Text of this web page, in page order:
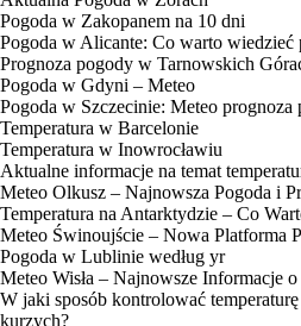
Pogoda w Zakopanem na 10 dni
Pogoda w Alicante: Co warto wiedzieć
Prognoza pogody w Tarnowskich
Pogoda w Gdyni – Meteo
Pogoda w Szczecinie: Meteo prognoza
Temperatura w Barcelonie
Temperatura w Inowrocławiu
Aktualne informacje na temat
Meteo Olkusz – Najnowsza Pogoda i
Temperatura na Antarktydzie – Co
Meteo Świnoujście – Nowa Platforma
Pogoda w Lublinie według yr
Meteo Wisła – Najnowsze Informacje
W jaki sposób kontrolować
kurzych?